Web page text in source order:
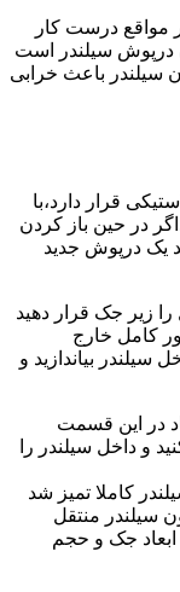
مواقع درست کار
سیلندر است
سیلندر باعث خرابی
قرار دارد،با
در حین باز کردن
یک درپوش جدید
زیر جک قرار دهید
کامل خارج
سیلندر بیاندازید و
در این قسمت
و داخل سیلندر را
کاملا تمیز شد
سیلندر منتقل
ابعاد جک و حجم